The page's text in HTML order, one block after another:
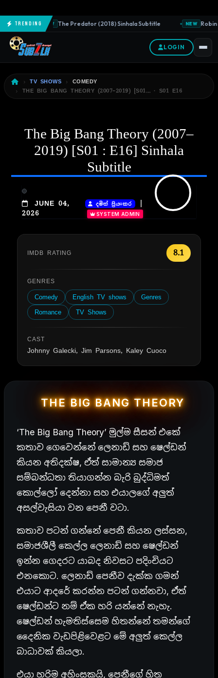
TrendingNEW The Predator (2018) Sinhala Subtitle NEW
LOGIN
TV SHOWS
COMEDY
THE BIG BANG THEORY (2007–2019) [S01… · S01 E16
The Big Bang Theory (2007–
2019) [S01 : E16] Sinhala
Subtitle
JUNE 04,
2026
දමිත් ප්‍රියංකර |
SYSTEM ADMIN
IMDB RATING 8.1
GENRES
Comedy English TV shows
Genres
Romance
TV Shows
CAST
Johnny Galecki, Jim Parsons, Kaley Cuoco
THE BIG BANG THEORY
‘The Big Bang Theory’ මුල්ම සීසන් එකේ
කතාව ගෙවෙන්නේ ලෙනාඩ් සහ ෂෙල්ඩන්
කියන අතිදක්ෂ, ඒත් සාමාන්‍ය සමාජ
සම්බන්ධතා තියාගන්න බැරි බුද්ධිමත්
කොල්ලෝ දෙන්නා සහ එයාලගේ අලුත්
අසල්වැසියා වන පෙනී වටා.
කතාව පටන් ගන්නේ පෙනී කියන ලස්සන,
සමාජශීලී කෙල්ල ලෙනාඩ් සහ ෂෙල්ඩන්
ඉන්න ගෙදරට යාබද නිවසට පදිංචියට
එනකොට. ලෙනාඩ් පෙනීව දැක්ක ගමන්
එයාට ආදරේ කරන්න පටන් ගන්නවා, ඒත්
ෂෙල්ඩන්ට නම් ඒක හරි යන්නේ නැහැ.
ෂෙල්ඩන් හැමතිස්සෙම හිතන්නේ තමන්ගේ
දෛනික වැඩපිළිවෙළට මේ අලුත් කෙල්ල
බාධාවක් කියලා.
එයා හරිම අහිංසකයි, පෙනීගේ හිත